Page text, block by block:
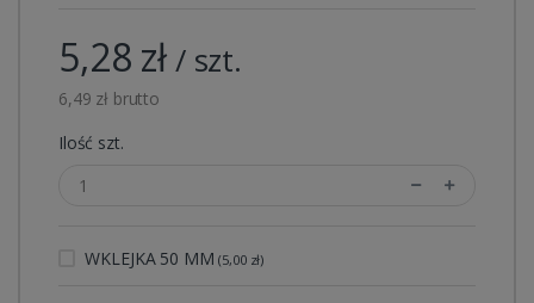
5,28 zł / szt.
6,49 zł brutto
Ilość szt.
WKLEJKA 50 MM(5,00 zł)